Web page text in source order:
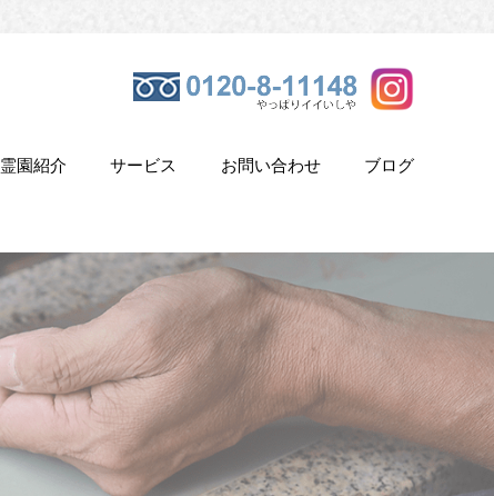
霊園紹介 サービス お問い合わせ ブログ